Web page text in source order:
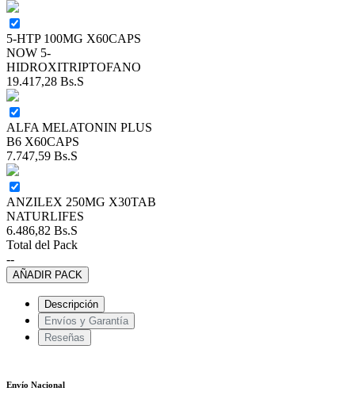
5-HTP 100MG X60CAPS
NOW 5-
HIDROXITRIPTOFANO
19.417,28 Bs.S
ALFA MELATONIN PLUS
B6 X60CAPS
7.747,59 Bs.S
ANZILEX 250MG X30TAB
NATURLIFES
6.486,82 Bs.S
Total del Pack
--
AÑADIR PACK
Descripción
Envíos y Garantía
Reseñas
Envío Nacional